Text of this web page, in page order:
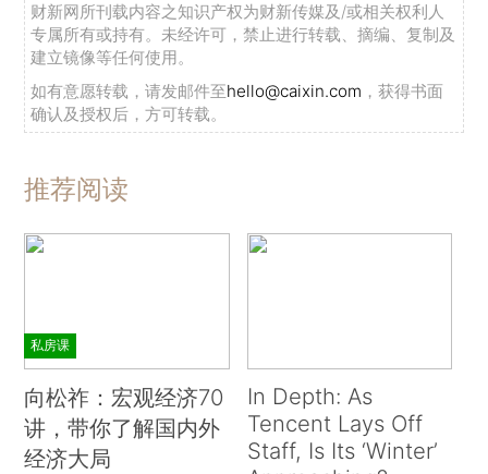
财新网所刊载内容之知识产权为财新传媒及/或相关权利人
专属所有或持有。未经许可，禁止进行转载、摘编、复制及
建立镜像等任何使用。
如有意愿转载，请发邮件至hello@caixin.com ，获得书面
确认及授权后，方可转载。
推荐阅读
私房课
向松祚：宏观经济70
讲，带你了解国内外
经济大局
In Depth: As
Tencent Lays Off
Staff, Is Its ‘Winter’